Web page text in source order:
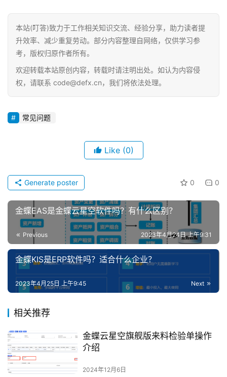
页
e
f
类
快
问
答
Sign in
本站(叮答)致力于工作相关知识交流、经验分享，助力读者提
升效率、减少重复劳动。部分内容整理自网络，仅供学习参
考，版权归原作者所有。
欢迎转载本站原创内容，转载时请注明出处。如认为内容侵
权，请联系 code@defx.cn，我们将依法处理。
常见问题
Like (0)
0 0
Generate poster
金蝶EAS是金蝶云星空软件吗？有什么区别？
Previous 2023年4月24日 上午9:31
金蝶KIS是ERP软件吗？适合什么企业？
Next
2023年4月25日 上午9:45
相关推荐
金蝶云星空旗舰版来料检验单操作
介绍
2024年12月6日